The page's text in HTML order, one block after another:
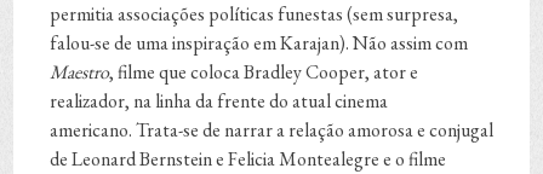
permitia associações políticas funestas (sem surpresa,
falou-se de uma inspiração em Karajan). Não assim com
Maestro, filme que coloca Bradley Cooper, ator e
realizador, na linha da frente do atual cinema
americano. Trata-se de narrar a relação amorosa e conjugal
de Leonard Bernstein e Felicia Montealegre e o filme